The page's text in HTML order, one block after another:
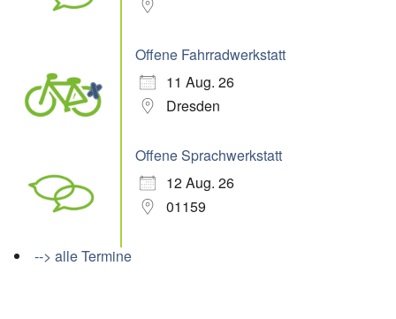
Offene Fahrradwerkstatt
11 Aug. 26
Dresden
Offene Sprachwerkstatt
12 Aug. 26
01159
--> alle Termine